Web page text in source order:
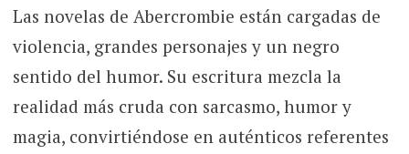
Las novelas de Abercrombie están cargadas de
violencia, grandes personajes y un negro
sentido del humor. Su escritura mezcla la
realidad más cruda con sarcasmo, humor y
magia, convirtiéndose en auténticos referentes